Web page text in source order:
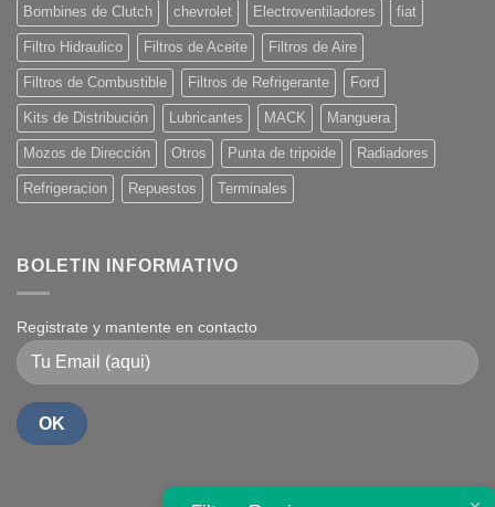
Bombines de Clutch chevrolet Electroventiladores fiat
Filtro Hidraulico Filtros de Aceite Filtros de Aire
Filtros de Combustible Filtros de Refrigerante Ford
Kits de Distribución Lubricantes MACK Manguera
Mozos de Dirección Otros Punta de tripoide Radiadores
Refrigeracion Repuestos Terminales
BOLETIN INFORMATIVO
Registrate y mantente en contacto